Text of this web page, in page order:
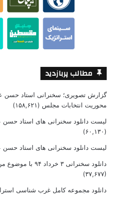
مطالب پربازدید
گزارش تصویری؛ سخنرانی استاد حسن
محوریت انتخابات مجلس (۱۵۸,۶۲۱)
لیست دانلود سخنرانی های استاد حسن عباسی
(۶۰,۱۳۰)
لیست دانلود سخنرانی های استاد حسن
دانلود سخنرانی ۳ خرداد ۹۴ با موضوع من ریویزیونیست‌ام، پس هستم!
(۳۷,۶۷۷)
دانلود مجموعه کامل غرب شناسی